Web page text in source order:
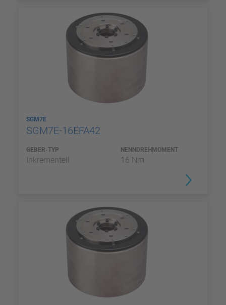
SGM7E
SGM7E-16EFA42
GEBER-TYP
Inkrementell
NENNDREHMOMENT
16 Nm